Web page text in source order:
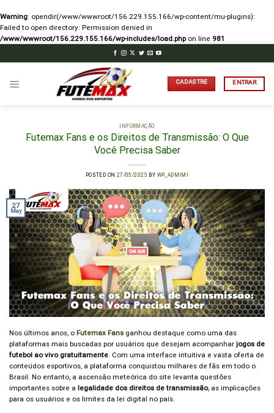
Warning: opendir(/www/wwwroot/156.229.155.166/wp-content/mu-plugins):
Failed to open directory: Permission denied in
/www/wwwroot/156.229.155.166/wp-includes/load.phpon line 981
CADASTRE ENTRAR
INFORMAÇÃO
Futemax Fans e os Direitos de Transmissão: O Que
Você Precisa Saber
POSTED ON 27/05/2025 BY WP_ADMIMI
27
May
Nos últimos anos, o Futemax Fans ganhou destaque como uma das
plataformas mais buscadas por usuários que desejam acompanhar jogos de
futebol ao vivo gratuitamente. Com uma interface intuitiva e vasta oferta de
conteúdos esportivos, a plataforma conquistou milhares de fãs em todo o
Brasil. No entanto, a ascensão meteórica do site levanta questões
importantes sobre a legalidade dos direitos de transmissão, as implicações
para os usuários e os limites da lei digital no país.